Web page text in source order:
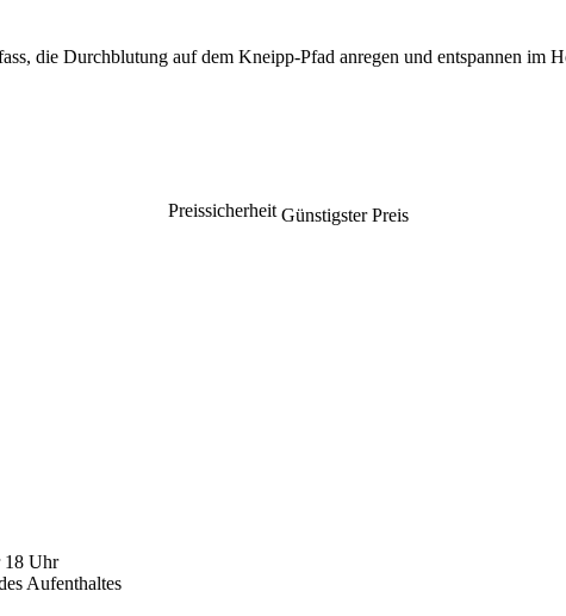
die Durchblutung auf dem Kneipp-Pfad anregen und entspannen im
Preissicherheit Günstigster Preis
18 Uhr
Aufenthaltes